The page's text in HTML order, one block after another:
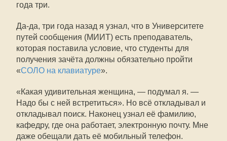
года три.
Да-да, три года назад я узнал, что в Университете
путей сообщения (МИИТ) есть преподаватель,
которая поставила условие, что студенты для
получения зачёта должны обязательно пройти
«СОЛО на клавиатуре».
«Какая удивительная женщина, — подумал я. —
Надо бы с ней встретиться». Но всё откладывал и
откладывал поиск. Наконец узнал её фамилию,
кафедру, где она работает, электронную почту. Мне
даже обещали дать её мобильный телефон.